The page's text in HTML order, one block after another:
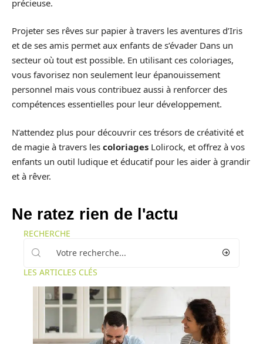
précieuse.
Projeter ses rêves sur papier à travers les aventures d’Iris
et de ses amis permet aux enfants de s’évader Dans un
secteur où tout est possible. En utilisant ces coloriages,
vous favorisez non seulement leur épanouissement
personnel mais vous contribuez aussi à renforcer des
compétences essentielles pour leur développement.
N’attendez plus pour découvrir ces trésors de créativité et
de magie à travers les coloriages Lolirock, et offrez à vos
enfants un outil ludique et éducatif pour les aider à grandir
et à rêver.
Ne ratez rien de l'actu
RECHERCHE
LES ARTICLES CLÉS